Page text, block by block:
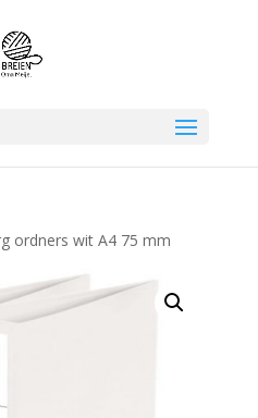
ordners wit A4 75 mm